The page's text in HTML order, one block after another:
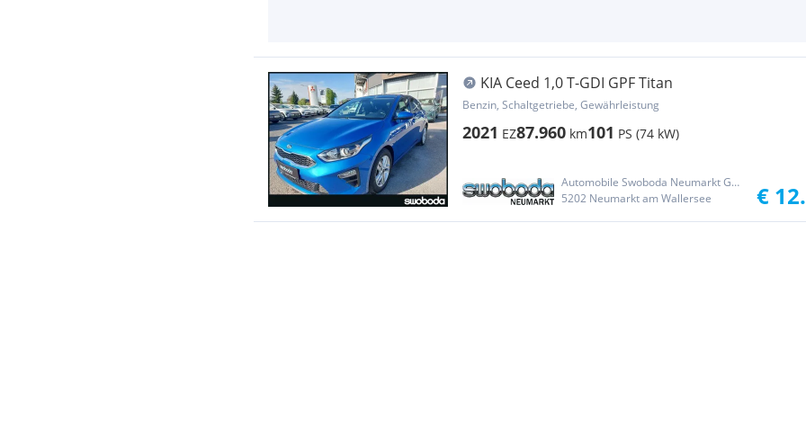
KIA Ceed 1,0 T-GDI GPF Titan
Benzin, Schaltgetriebe, Gewährleistung
2021 EZ87.960 km101 PS (74 kW)
Automobile Swoboda Neumarkt GmbH
5202 Neumarkt am Wallersee
€